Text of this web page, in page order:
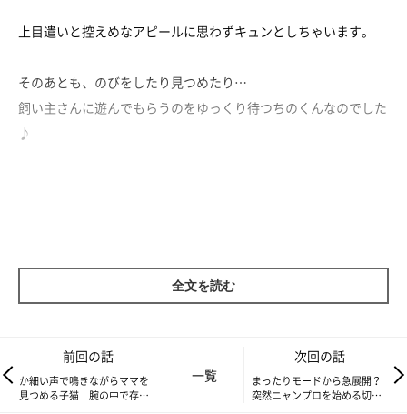
上目遣いと控えめなアピールに思わずキュンとしちゃいます。
そのあとも、のびをしたり見つめたり…
飼い主さんに遊んでもらうのをゆっくり待つちのくんなのでした
♪
全文を読む
前回の話
か細い声で鳴きながらママを
見つめる子猫 腕の中で存分
一覧
次回の話
まったりモードから急展開？
突然ニャンプロを始める切り